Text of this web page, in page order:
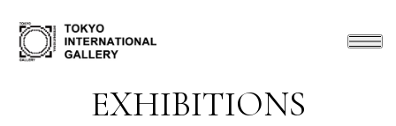
EXHIBITIONS